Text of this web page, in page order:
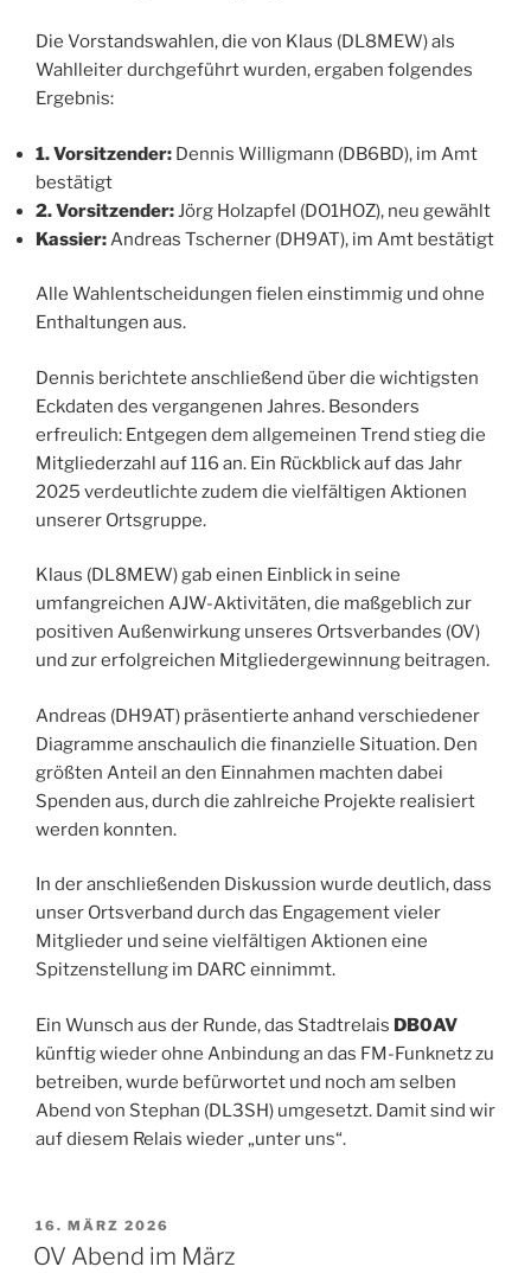
Die Vorstandswahlen, die von Klaus (DL8MEW) als
Wahlleiter durchgeführt wurden, ergaben folgendes
Ergebnis:
1. Vorsitzender: Dennis Willigmann (DB6BD), im Amt
bestätigt
2. Vorsitzender:Jörg Holzapfel (DO1HOZ), neu gewählt
Kassier:Andreas Tscherner (DH9AT), im Amt bestätigt
Alle Wahlentscheidungen fielen einstimmig und ohne
Enthaltungen aus.
Dennis berichtete anschließend über die wichtigsten
Eckdaten des vergangenen Jahres. Besonders
erfreulich: Entgegen dem allgemeinen Trend stieg die
Mitgliederzahl auf 116 an. Ein Rückblick auf das Jahr
2025 verdeutlichte zudem die vielfältigen Aktionen
unserer Ortsgruppe.
Klaus (DL8MEW) gab einen Einblick in seine
umfangreichen AJW-Aktivitäten, die maßgeblich zur
positiven Außenwirkung unseres Ortsverbandes (OV)
und zur erfolgreichen Mitgliedergewinnung beitragen.
Andreas (DH9AT) präsentierte anhand verschiedener
Diagramme anschaulich die finanzielle Situation. Den
größten Anteil an den Einnahmen machten dabei
Spenden aus, durch die zahlreiche Projekte realisiert
werden konnten.
In der anschließenden Diskussion wurde deutlich, dass
unser Ortsverband durch das Engagement vieler
Mitglieder und seine vielfältigen Aktionen eine
Spitzenstellung im DARC einnimmt.
Ein Wunsch aus der Runde, das Stadtrelais DB0AV
künftig wieder ohne Anbindung an das FM-Funknetz zu
betreiben, wurde befürwortet und noch am selben
Abend von Stephan (DL3SH) umgesetzt. Damit sind wir
auf diesem Relais wieder „unter uns“.
VERÖFFENTLICHT
AM
16. MÄRZ 2026
OV Abend im März